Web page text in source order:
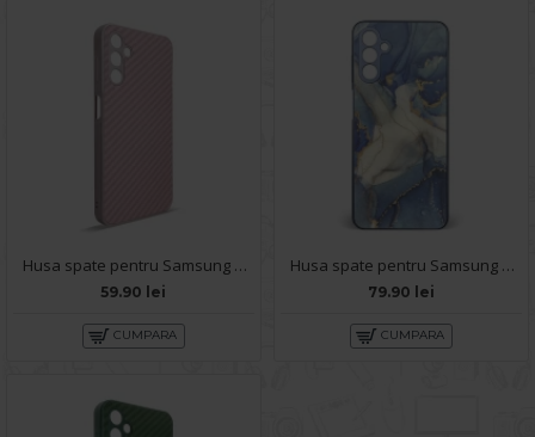
Husa spate pentru Samsung Galaxy A14- Lys case Roz
59.90 lei
CUMPARA
Husa spate pentru Samsung Galaxy A14- Deli Case Albastru
79.90 lei
CUMPARA